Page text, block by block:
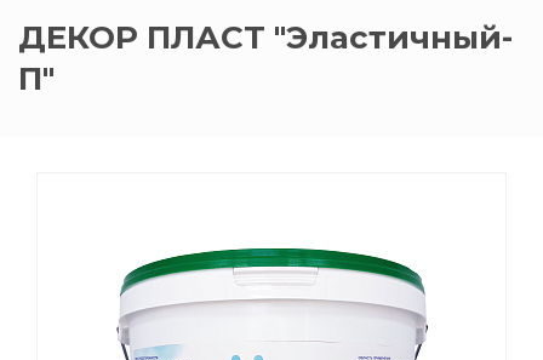
ДЕКОР ПЛАСТ "Эластичный-
П"